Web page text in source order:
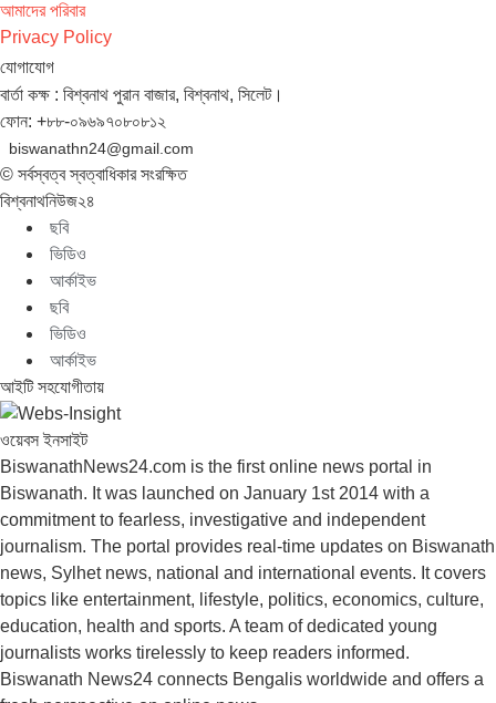
আমাদের পরিবার
Privacy Policy
যোগাযোগ
বার্তা কক্ষ : বিশ্বনাথ পুরান বাজার, বিশ্বনাথ, সিলেট।
ফোন: +৮৮-০৯৬৯৭০৮০৮১২
biswanathn24@gmail.com
© সর্বস্বত্ব স্বত্বাধিকার সংরক্ষিত
বিশ্বনাথনিউজ২৪
ছবি
ভিডিও
আর্কাইভ
ছবি
ভিডিও
আর্কাইভ
আইটি সহযোগীতায়
ওয়েবস ইনসাইট
BiswanathNews24.com is the first online news portal in
Biswanath. It was launched on January 1st 2014 with a
commitment to fearless, investigative and independent
journalism. The portal provides real-time updates on Biswanath
news, Sylhet news, national and international events. It covers
topics like entertainment, lifestyle, politics, economics, culture,
education, health and sports. A team of dedicated young
journalists works tirelessly to keep readers informed.
Biswanath News24 connects Bengalis worldwide and offers a